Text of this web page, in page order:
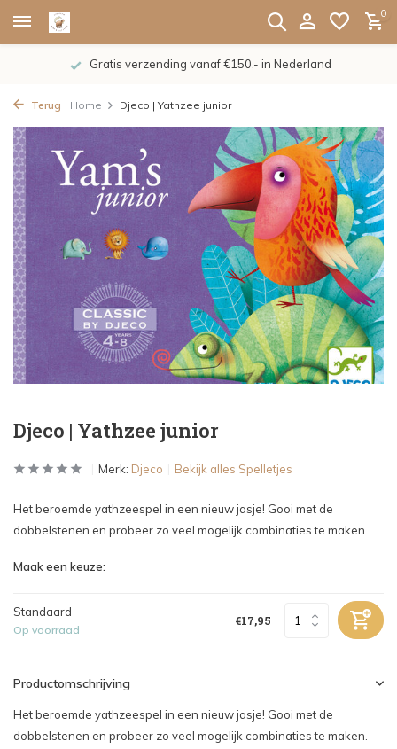
0
Gratis verzending vanaf €150,- in Nederland
Terug Home Djeco | Yathzee junior
Djeco | Yathzee junior
Merk: Djeco Bekijk alles Spelletjes
Het beroemde yathzeespel in een nieuw jasje! Gooi met de
dobbelstenen en probeer zo veel mogelijk combinaties te maken.
Maak een keuze:
Standaard
Op voorraad
€17,95
Productomschrijving
Het beroemde yathzeespel in een nieuw jasje! Gooi met de
dobbelstenen en probeer zo veel mogelijk combinaties te maken.